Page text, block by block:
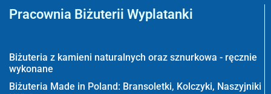
Pracownia Biżuterii Wyplatanki
Biżuteria z kamieni naturalnych oraz sznurkowa - ręcznie
wykonane
Biżuteria Made in Poland: Bransoletki, Kolczyki, Naszyjniki